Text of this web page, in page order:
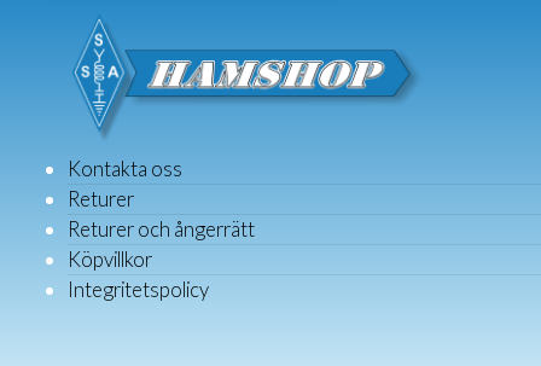
Kontakta oss
Returer
Returer och ångerrätt
Köpvillkor
Integritetspolicy